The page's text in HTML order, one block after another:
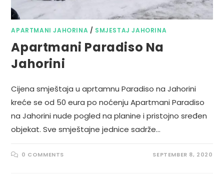
APARTMANI JAHORINA / SMJESTAJ JAHORINA
Apartmani Paradiso Na
Jahorini
Cijena smještaja u aprtamnu Paradiso na Jahorini
kreće se od 50 eura po noćenju Apartmani Paradiso
na Jahorini nude pogled na planine i pristojno sređen
objekat. Sve smještajne jednice sadrže…
0 COMMENTS SEPTEMBER 8, 2020